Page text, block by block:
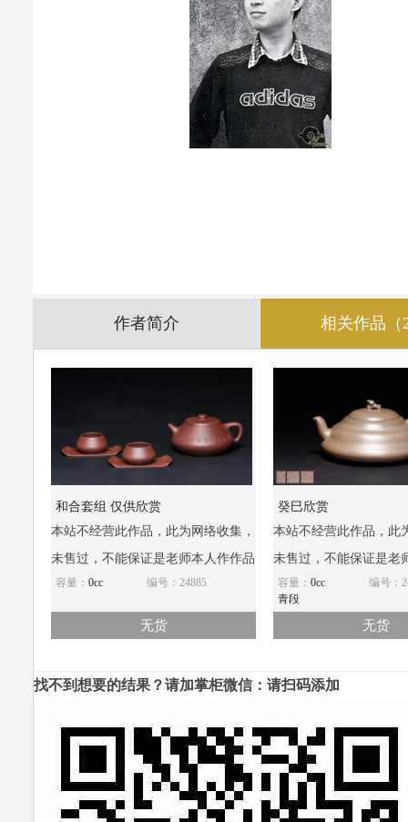
作者简介 相关作品（
和合套组 仅供欣赏
本站不经营此作品，此为网络收集，
未售过，不能保证是老师本人作作品
容量： 0cc 编号：24885
无货
癸巳欣赏
本站不经营此作品，此
未售过，不能保证是老
容量： 0cc
编号：
青段
无货
找不到想要的结果？请加掌柜微信：请扫码添加